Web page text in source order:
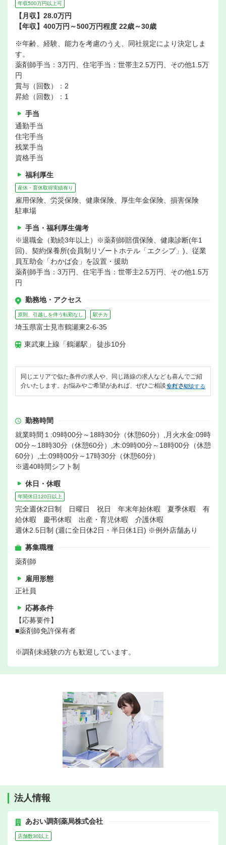
年収500万円以上可
【月収】28.0万円
【年収】400万円～500万円程度 22歳～30歳
※年齢、経験、能力を考慮のうえ、同社規定により決定しま
す。
薬剤師手当：3万円、住宅手当：世帯主2.5万円、その他1.5万
円
賞与（回数）：2
昇給（回数）：1
手当
通勤手当
住宅手当
残業手当
資格手当
福利厚生
産休・育休取得実績有り
雇用保険、労災保険、健康保険、厚生年金保険、損害保険
駐車場
手当・福利厚生備考
※退職金（勤続3年以上）※薬剤師賠償保険、健康診断(年1
回)、契約保養所(会員制リゾートホテル「エクシブ」)、従業
員互助会「わかば会」を設置・援助
薬剤師手当：3万円、住宅手当：世帯主2.5万円、その他1.5万
円
勤務地・アクセス
原則、引越しを伴う転勤なし 駅チカ
埼玉県富士見市鶴瀬東2-6-35
東武東上線「鶴瀬駅」 徒歩10分
同じエリアで似た条件の求人や、同じ路線の求人なども喜んでご紹
介いたします。お悩みやご希望があれば、ぜひご相談ください。
無料で相談する
勤務時間
就業時間１:09時00分～18時30分（休憩60分）,月火水金:09時
00分～18時30分（休憩60分）,木:09時00分～18時00分（休憩
60分）,土:09時00分～17時30分（休憩60分）
※週40時間シフト制
休日・休暇
年間休日120日以上
完全週休2日制 日曜日 祝日 年末年始休暇 夏季休暇 有
給休暇 慶弔休暇 出産・育児休暇 介護休暇
週休2.5日制 (週に全日休2日・半日休1日) ※例外店舗あり
募集職種
薬剤師
雇用形態
正社員
応募条件
【応募要件】
■薬剤師免許保有者
※調剤未経験の方も歓迎しています。
法人情報
あおい調剤薬局株式会社
店舗数30以上